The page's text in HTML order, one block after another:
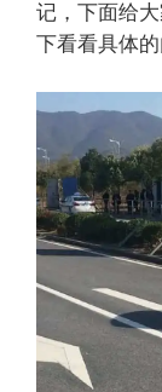
记，下面给
下看看具体